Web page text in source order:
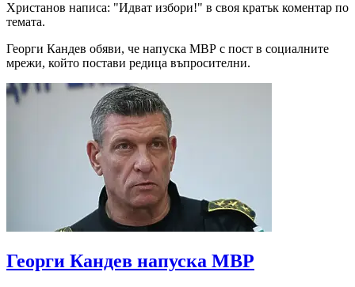
Христанов написа: "Идват избори!" в своя кратък коментар по
темата.
Георги Кандев обяви, че напуска МВР с пост в социалните
мрежи, който постави редица въпросителни.
Георги Кандев напуска МВР